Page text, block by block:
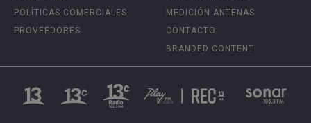
POLÍTICAS COMERCIALES
PROVEEDORES
MEDICIÓN ANTENAS
CONTACTO
BRANDED CONTENT